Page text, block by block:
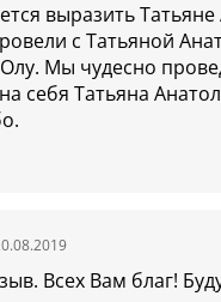
выразить
с Татьяной
Мы чудесно
себя Татьяна
Всех Вам благ!